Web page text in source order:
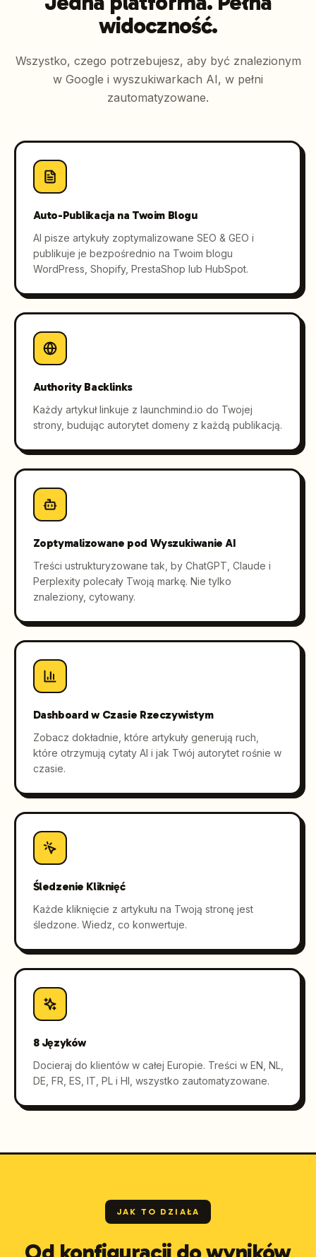
widoczność.
Wszystko, czego potrzebujesz, aby być znalezionym
w Google i wyszukiwarkach AI, w pełni
zautomatyzowane.
Auto-Publikacja na Twoim Blogu
AI pisze artykuły zoptymalizowane SEO & GEO i
publikuje je bezpośrednio na Twoim blogu
WordPress, Shopify, PrestaShop lub HubSpot.
Authority Backlinks
Każdy artykuł linkuje z launchmind.io do Twojej
strony, budując autorytet domeny z każdą publikacją.
Zoptymalizowane pod Wyszukiwanie AI
Treści ustrukturyzowane tak, by ChatGPT, Claude i
Perplexity polecały Twoją markę. Nie tylko
znaleziony, cytowany.
Dashboard w Czasie Rzeczywistym
Zobacz dokładnie, które artykuły generują ruch,
które otrzymują cytaty AI i jak Twój autorytet rośnie w
czasie.
Śledzenie Kliknięć
Każde kliknięcie z artykułu na Twoją stronę jest
śledzone. Wiedz, co konwertuje.
8 Języków
Docieraj do klientów w całej Europie. Treści w EN, NL,
DE, FR, ES, IT, PL i HI, wszystko zautomatyzowane.
JAK TO DZIAŁA